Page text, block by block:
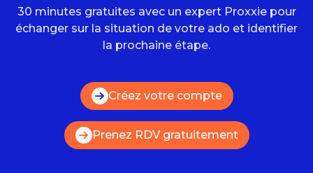
30 minutes gratuites avec un expert Proxxie pour
échanger sur la situation de votre ado et identifier
la prochaine étape.
Créez votre compte
Prenez RDV gratuitement